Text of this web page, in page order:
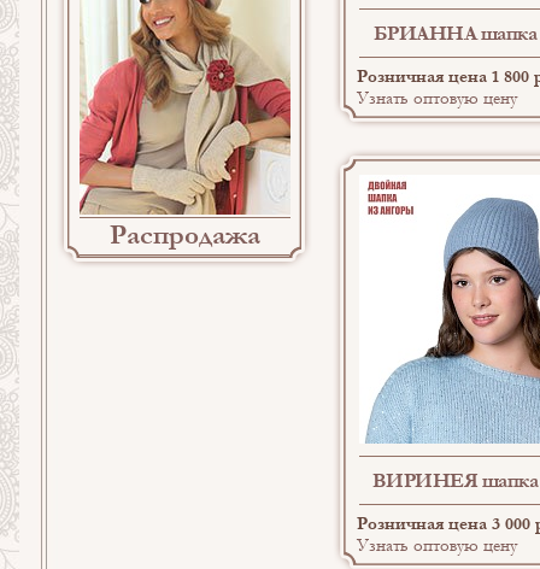
Распродажа
БРИАННА шапка
Розничная цена 1 800
Узнать оптовую цену
ВИРИНЕЯ шапка
Розничная цена 3 000
Узнать оптовую цену